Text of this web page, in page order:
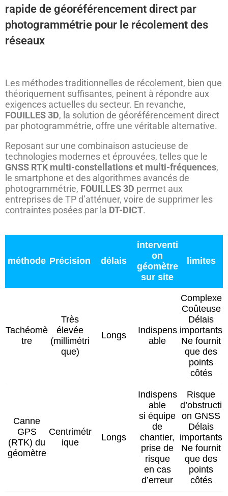
rapide de géoréférencement direct par
photogrammétrie pour le récolement des
réseaux
Les méthodes traditionnelles de récolement, bien que
théoriquement suffisantes, peinent à répondre aux
exigences actuelles du secteur. En revanche,
FOUILLES 3D, la solution de géoréférencement direct
par photogrammétrie, offre une véritable alternative.
Reposant sur une combinaison astucieuse de
technologies modernes et éprouvées, telles que le
GNSS RTK multi-constellations et multi-fréquences,
le smartphone et des algorithmes avancés de
photogrammétrie, FOUILLES 3D permet aux
entreprises de TP d’atténuer, voire de supprimer les
contraintes posées par la DT-DICT.
méthode Précision délais
interventi
on
géomètre
sur site
limites
Tachéomè
tre
Très
élevée
(millimétri
que)
Longs
Indispens
able
Complexe
Coûteuse
Délais
importants
Ne fournit
que des
points
côtés
Canne
GPS
(RTK) du
géomètre
Centrimétr
ique
Longs
Indispens
able
si équipe
de
chantier,
prise de
risque
en cas
d’erreur
Risque
d’obstructi
on GNSS
Délais
importants
Ne fournit
que des
points
côtés